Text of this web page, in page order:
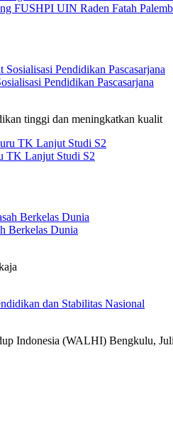
FUSHPI UIN Raden Fatah
Pendidikan Pascasarjana
tinggi dan meningkatkan kualit
TK Lanjut Studi S2
Berkelas Dunia
dan Stabilitas Nasional
Indonesia (WALHI) Bengkulu,